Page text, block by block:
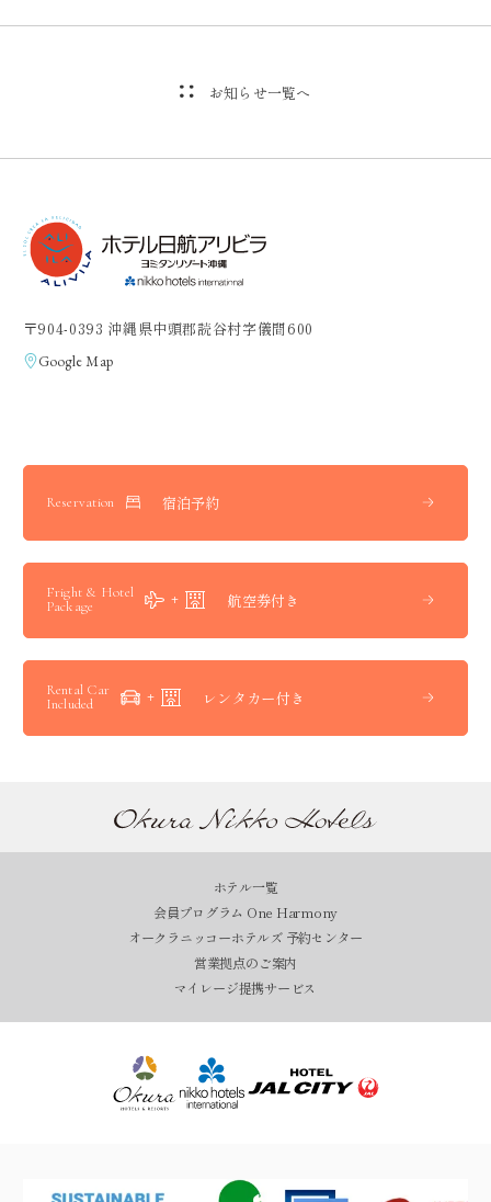
お知らせ一覧へ
〒904-0393 沖縄県中頭郡読谷村字儀間600
Google Map
Reservation 宿泊予約
Fright & Hotel
Package
航空券付き
Rental Car
Included
レンタカー付き
ホテル一覧
会員プログラム One Harmony
オークラニッコーホテルズ 予約センター
営業拠点のご案内
マイレージ提携サービス